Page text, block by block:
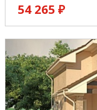
54 265 ₽